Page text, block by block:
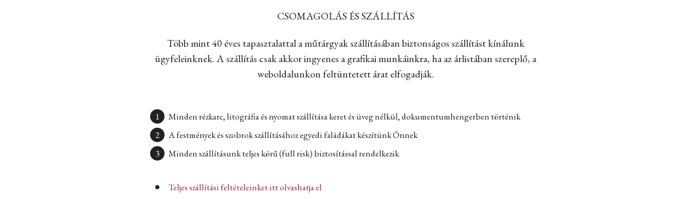
CSOMAGOLÁS ÉS SZÁLLÍTÁS
Több mint 40 éves tapasztalattal a műtárgyak szállításában biztonságos szállítást kínálunk
ügyfeleinknek. A szállítás csak akkor ingyenes a grafikai munkáinkra, ha az árlistában szereplő, a
weboldalunkon feltüntetett árat elfogadják.
Minden rézkarc, litográfia és nyomat szállítása keret és üveg nélkül, dokumentumhengerben történik
A festmények és szobrok szállításához egyedi faládákat készítünk Önnek
Minden szállításunk teljes körű (full risk) biztosítással rendelkezik
Teljes szállítási feltételeinket itt olvashatja el